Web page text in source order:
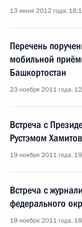
13 июня 2012 года,
Перечень
мобильной
Башкортостан
23 ноября 2011 года,
Встреча с
Рустэмом
19 ноября 2011 года,
Встреча с
федерального
19 ноября 2011 года,